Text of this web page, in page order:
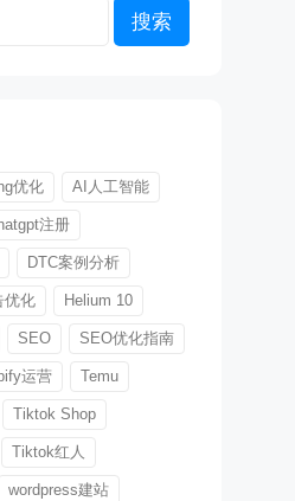
优化 AI人工智能
注册
DTC案例分析
优化 Helium 10
SEO SEO优化指南
运营 Temu
Tiktok Shop
Tiktok红人
wordpress建站